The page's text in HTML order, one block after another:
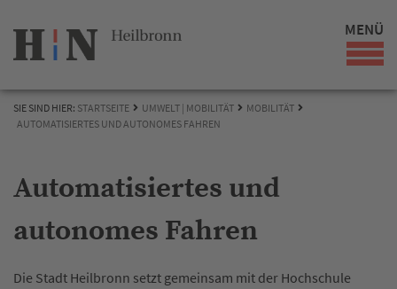
MENÜ
SIE SIND HIER: STARTSEITE UMWELT | MOBILITÄT
MOBILITÄT
AUTOMATISIERTES UND AUTONOMES FAHREN
Automatisiertes und
autonomes Fahren
Die Stadt Heilbronn setzt gemeinsam mit der Hochschule